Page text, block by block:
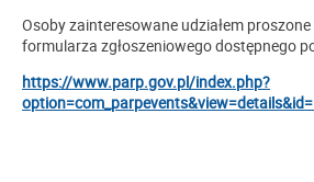
Osoby zainteresowane udziałem proszone
formularza zgłoszeniowego dostępnego
https://www.parp.gov.pl/index.php?